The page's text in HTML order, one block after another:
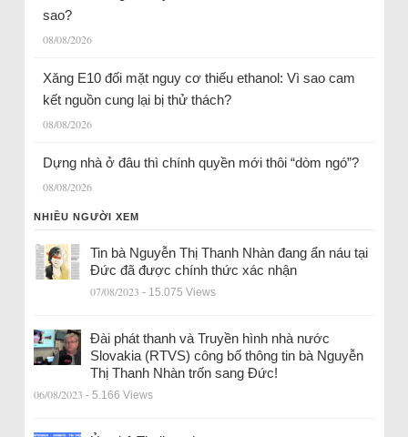
sao?
08/08/2026
Xăng E10 đối mặt nguy cơ thiếu ethanol: Vì sao cam
kết nguồn cung lại bị thử thách?
08/08/2026
Dựng nhà ở đâu thì chính quyền mới thôi “dòm ngó”?
08/08/2026
NHIỀU NGƯỜI XEM
Tin bà Nguyễn Thị Thanh Nhàn đang ẩn náu tại
Đức đã được chính thức xác nhận
07/08/2023 - 15.075 Views
Đài phát thanh và Truyền hình nhà nước
Slovakia (RTVS) công bố thông tin bà Nguyễn
Thị Thanh Nhàn trốn sang Đức!
06/08/2023 - 5.166 Views